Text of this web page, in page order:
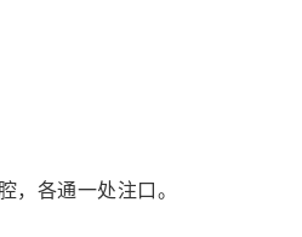
，各通一处注口。